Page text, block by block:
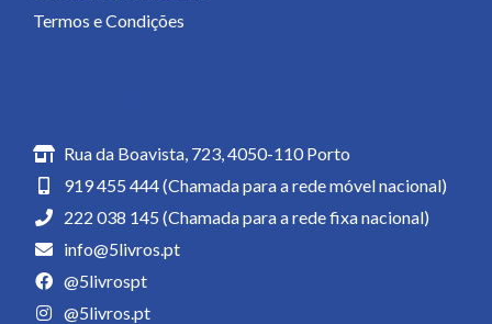
Termos e Condições
Rua da Boavista, 723, 4050-110 Porto
919 455 444 (Chamada para a rede móvel nacional)
222 038 145 (Chamada para a rede fixa nacional)
info@5livros.pt
@5livrospt
@5livros.pt